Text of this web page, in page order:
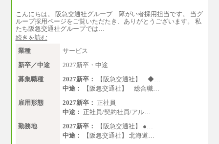
■総合コース＜オープン採用（地域型）＞
大学院卒 月給33.3万円、四年制大学卒 月給3
1.7万円
■事務コース
四年制大学・大学院卒 月給26.8万円
短大・専門卒 月給24.0万円
※上記全てのコースにおいて、退職金前払給：
一律3.7万円を含む
※試用期間中も給与に変更はございません
上記の新卒給与を下限に、これまでの経験・ス
す。
こんにちは。 阪急交通社グループ 障がい者採用担当です。 当グ
ループ採用ページをご覧いただたき、ありがとうございます。 私
たち阪急交通社グループでは…
続きを読む
業種
サービス
新卒／中途
2027新卒・中途
募集職種
2027新卒：
【阪急交通社】 ◆…
中途：
【阪急交通社】 総合職…
雇用形態
2027新卒： 正社員
中途： 正社員/契約社員/アル…
勤務地
2027新卒：
【阪急交通社】 ●…
中途：
【阪急交通社】 北海道…